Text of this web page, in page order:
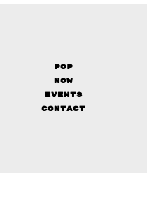
Pop
Now
Events
Contact